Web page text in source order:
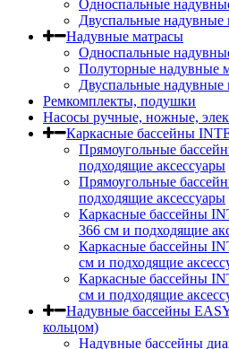
Односпальные
Двуспальные надувные
Надувные матрасы
Односпальные
Полуторные надувные
Двуспальные
Ремкомплекты, подушки
Насосы ручные, ножные,
Каркасные бассейны
Прямоугольные
подходящие аксессуары
Прямоугольные
подходящие аксессуары
Каркасные бассейны
366 см и подходящие
Каркасные бассейны
cм и подходящие
Каркасные бассейны
см и подходящие
Надувные бассейны
кольцом)
Надувные бассейны